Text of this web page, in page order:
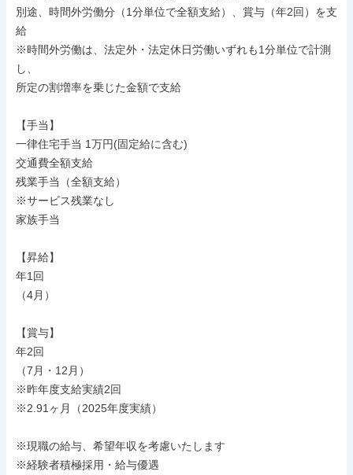
別途、時間外労働分（1分単位で全額支給）、賞与（年2回）を支
給
※時間外労働は、法定外・法定休日労働いずれも1分単位で計測
し、
所定の割増率を乗じた金額で支給
【手当】
一律住宅手当 1万円(固定給に含む)
交通費全額支給
残業手当（全額支給）
※サービス残業なし
家族手当
【昇給】
年1回
（4月）
【賞与】
年2回
（7月・12月）
※昨年度支給実績2回
※2.91ヶ月（2025年度実績）
※現職の給与、希望年収を考慮いたします
※経験者積極採用・給与優遇